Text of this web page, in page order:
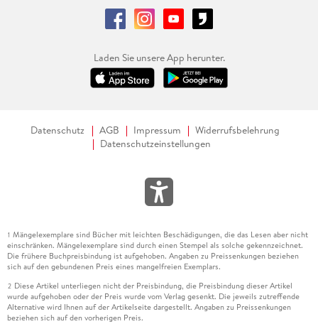
Laden Sie unsere App herunter.
Datenschutz AGB Impressum
Widerrufsbelehrung
Datenschutzeinstellungen
1 Mängelexemplare sind Bücher mit leichten Beschädigungen, die das Lesen aber nicht
einschränken. Mängelexemplare sind durch einen Stempel als solche gekennzeichnet.
Die frühere Buchpreisbindung ist aufgehoben. Angaben zu Preissenkungen beziehen
sich auf den gebundenen Preis eines mangelfreien Exemplars.
2 Diese Artikel unterliegen nicht der Preisbindung, die Preisbindung dieser Artikel
wurde aufgehoben oder der Preis wurde vom Verlag gesenkt. Die jeweils zutreffende
Alternative wird Ihnen auf der Artikelseite dargestellt. Angaben zu Preissenkungen
beziehen sich auf den vorherigen Preis.